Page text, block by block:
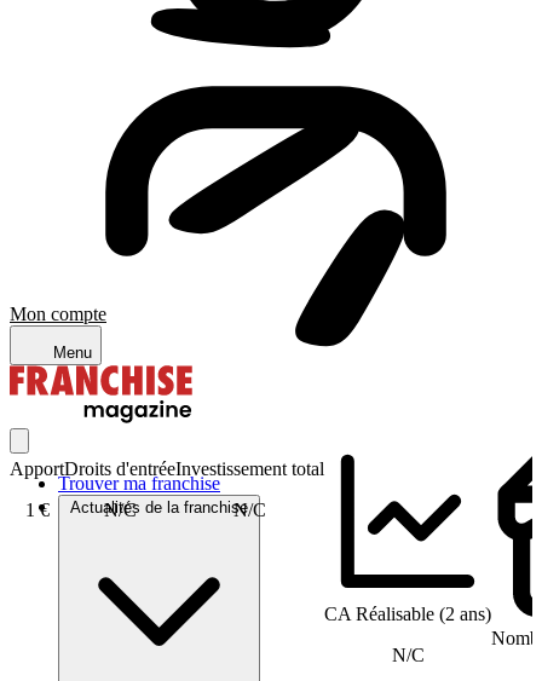
Mon compte
Menu
Trouver ma franchise
Actualités de la franchise
Apport
1 €
Droits d'entrée
N/C
Investissement total
N/C
CA Réalisable (2 ans)
N/C